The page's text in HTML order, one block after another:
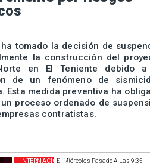
El Miércoles Pasado A Las 9:35
INTERNACIONAL
tomado la decisión de
la construcción del
en El Teniente debido
de un fenómeno de
Esta medida preventiva ha
proceso ordenado de
contratistas.